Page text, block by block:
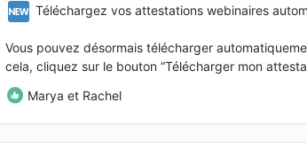
Téléchargez vos attestations webinaires
Vous pouvez désormais télécharger
cela, cliquez sur le bouton “Télécharger mon
Marya et Rachel